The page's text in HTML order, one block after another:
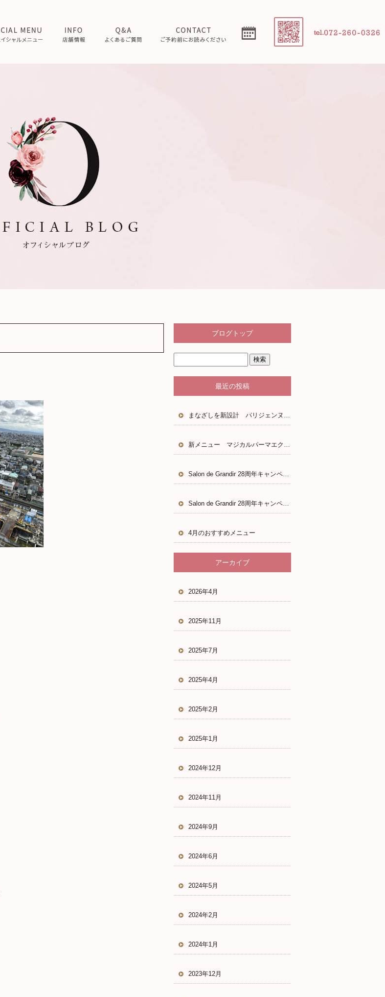
ブログトップ
最近の投稿
まなざしを新設計 パリジェンヌラッシュリフト2.0
新メニュー マジカルパーマエクステ
Salon de Grandir 28周年キャンペーン
Salon de Grandir 28周年キャンペーン
4月のおすすめメニュー
アーカイブ
2026年4月
2025年11月
2025年7月
2025年4月
2025年2月
2025年1月
2024年12月
2024年11月
2024年9月
2024年6月
2024年5月
2024年2月
2024年1月
2023年12月